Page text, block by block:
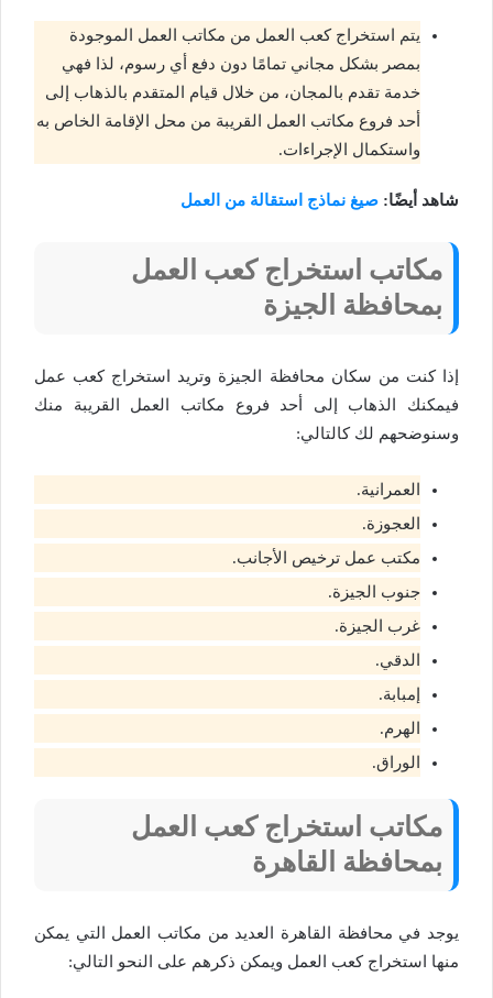
يتم استخراج كعب العمل من مكاتب العمل الموجودة
بمصر بشكل مجاني تمامًا دون دفع أي رسوم، لذا فهي
خدمة تقدم بالمجان، من خلال قيام المتقدم بالذهاب إلى
أحد فروع مكاتب العمل القريبة من محل الإقامة الخاص به
واستكمال الإجراءات.
شاهد أيضًا: صيغ نماذج استقالة من العمل
مكاتب استخراج كعب العمل
بمحافظة الجيزة
إذا كنت من سكان محافظة الجيزة وتريد استخراج كعب عمل
فيمكنك الذهاب إلى أحد فروع مكاتب العمل القريبة منك
وسنوضحهم لك كالتالي:
العمرانية.
العجوزة.
مكتب عمل ترخيص الأجانب.
جنوب الجيزة.
غرب الجيزة.
الدقي.
إمبابة.
الهرم.
الوراق.
مكاتب استخراج كعب العمل
بمحافظة القاهرة
يوجد في محافظة القاهرة العديد من مكاتب العمل التي يمكن
منها استخراج كعب العمل ويمكن ذكرهم على النحو التالي: